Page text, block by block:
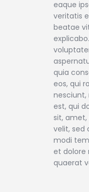
eaque
veritatis
beatae
quia
eos, qui
nesciunt,
est, qui
sit,
velit, sed
modi
et dolore
quaerat